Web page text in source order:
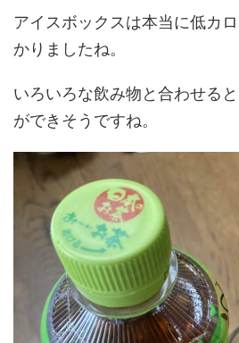
アイスボックスは本当に低カ
かりましたね。
いろいろな飲み物と合わせる
ができそうですね。